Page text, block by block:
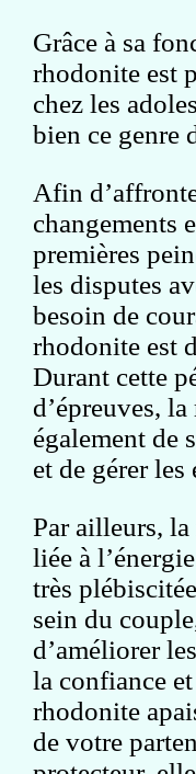
Grâce à sa
rhodonite est
chez les
bien ce genre
Afin
changements
premières
les disputes
besoin de
rhodonite est
Durant cette
d’épreuves,
également de
et de gérer les
Par ailleurs,
liée à
très
sein du
d’améliorer
la confiance
rhodonite
de votre